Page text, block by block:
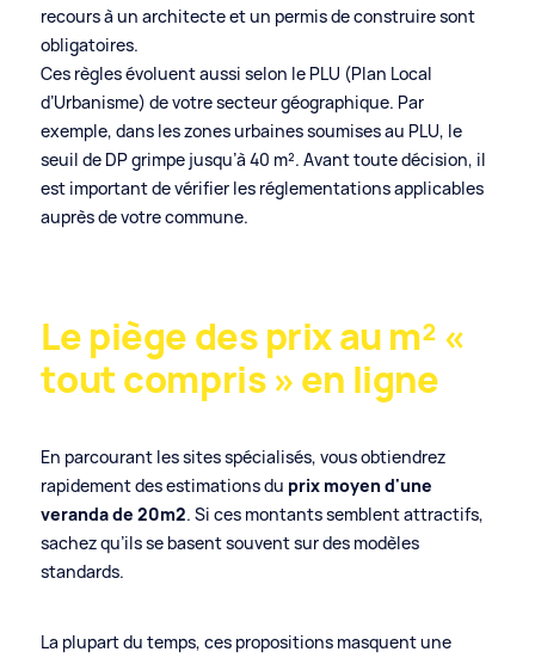
recours à un architecte et un permis de construire sont
obligatoires.
Ces règles évoluent aussi selon le PLU (Plan Local
d’Urbanisme) de votre secteur géographique. Par
exemple, dans les zones urbaines soumises au PLU, le
seuil de DP grimpe jusqu’à 40 m². Avant toute décision, il
est important de vérifier les réglementations applicables
auprès de votre commune.
Le piège des prix au m² «
tout compris » en ligne
En parcourant les sites spécialisés, vous obtiendrez
rapidement des estimations du prix moyen d'une
veranda de 20m2. Si ces montants semblent attractifs,
sachez qu’ils se basent souvent sur des modèles
standards.
La plupart du temps, ces propositions masquent une